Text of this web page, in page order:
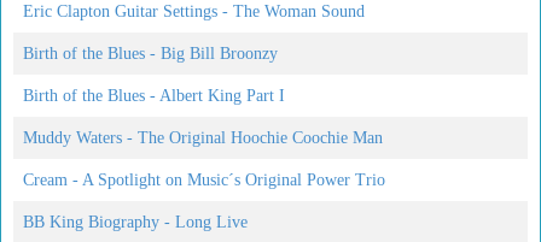
Eric Clapton Guitar Settings - The Woman Sound
Birth of the Blues - Big Bill Broonzy
Birth of the Blues - Albert King Part I
Muddy Waters - The Original Hoochie Coochie Man
Cream - A Spotlight on Music´s Original Power Trio
BB King Biography - Long Live